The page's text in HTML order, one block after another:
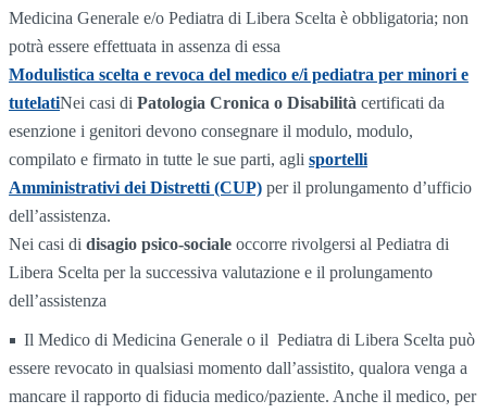
Medicina Generale e/o Pediatra di Libera Scelta è obbligatoria; non
potrà essere effettuata in assenza di essa
Modulistica scelta e revoca del medico e/i pediatra per minori e
tutelatiNei casi di Patologia Cronica o Disabilità certificati da
esenzione i genitori devono consegnare il modulo, modulo,
compilato e firmato in tutte le sue parti, agli sportelli
Amministrativi dei Distretti (CUP) per il prolungamento d’ufficio
dell’assistenza.
Nei casi di disagio psico-sociale occorre rivolgersi al Pediatra di
Libera Scelta per la successiva valutazione e il prolungamento
dell’assistenza
Il Medico di Medicina Generale o il Pediatra di Libera Scelta può
essere revocato in qualsiasi momento dall’assistito, qualora venga a
mancare il rapporto di fiducia medico/paziente. Anche il medico, per